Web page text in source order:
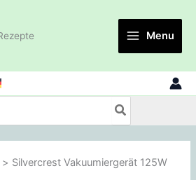
Menu
Silvercrest Vakuumiergerät 125W